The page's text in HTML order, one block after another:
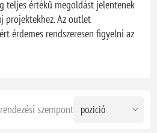
teljes értékű megoldást jelentenek
projektekhez. Az outlet
érdemes rendszeresen figyelni az
rendezési szempont